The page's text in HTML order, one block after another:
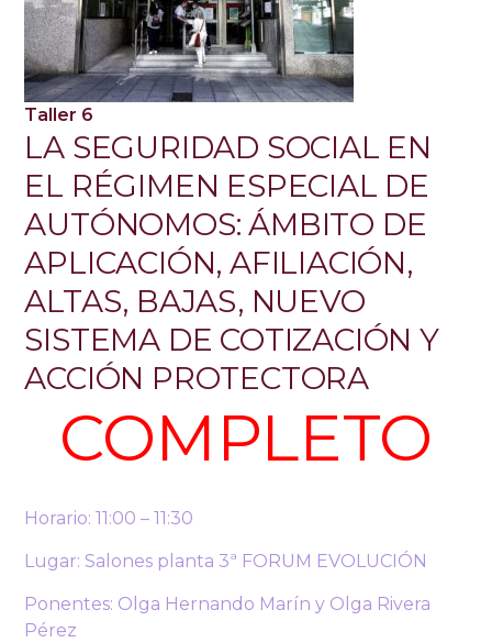
Taller 6
LA SEGURIDAD SOCIAL EN
EL RÉGIMEN ESPECIAL DE
AUTÓNOMOS: ÁMBITO DE
APLICACIÓN, AFILIACIÓN,
ALTAS, BAJAS, NUEVO
SISTEMA DE COTIZACIÓN Y
ACCIÓN PROTECTORA
COMPLETO
Horario: 11:00 – 11:30
Lugar: Salones planta 3ª FORUM EVOLUCIÓN
Ponentes: Olga Hernando Marín y Olga Rivera
Pérez